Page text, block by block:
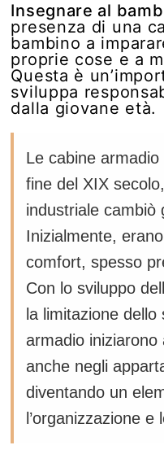
Insegnare al
presenza di una
bambino a
proprie cose e a
Questa è
sviluppa
dalla giovane età.
Le cabine
fine del XIX
industriale cambiò
Inizialmente,
comfort, spesso
Con lo sviluppo
la limitazione
armadio
anche negli
diventando un
l’organizzazione